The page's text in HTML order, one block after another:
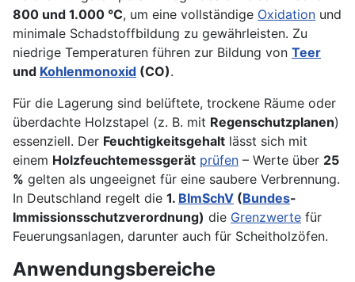
800 und 1.000 °C, um eine vollständige Oxidation und
minimale Schadstoffbildung zu gewährleisten. Zu
niedrige Temperaturen führen zur Bildung von Teer
und Kohlenmonoxid (CO).
Für die Lagerung sind belüftete, trockene Räume oder
überdachte Holzstapel (z. B. mit Regenschutzplanen)
essenziell. Der Feuchtigkeitsgehalt lässt sich mit
einem Holzfeuchtemessgerät prüfen – Werte über 25
% gelten als ungeeignet für eine saubere Verbrennung.
In Deutschland regelt die 1. BImSchV (Bundes-
Immissionsschutzverordnung) die Grenzwerte für
Feuerungsanlagen, darunter auch für Scheitholzöfen.
Anwendungsbereiche